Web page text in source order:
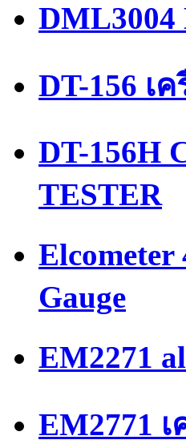
DML3004
DT-156 เ
DT-156H
TESTER
Gauge
EM2271
EM2771